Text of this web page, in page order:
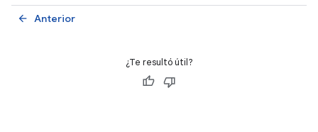
Anterior
arrow_back
¿Te resultó útil?